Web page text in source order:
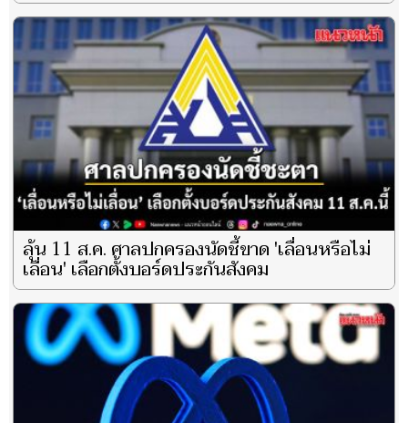
ลุ้น 11 ส.ค. ศาลปกครองนัดชี้ขาด 'เลื่อนหรือไม่
เลื่อน' เลือกตั้งบอร์ดประกันสังคม